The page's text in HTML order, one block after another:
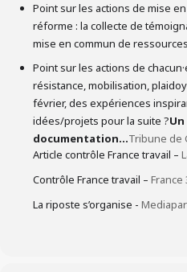
Point sur les actions de mise
réforme : la collecte de
mise en commun de ressources
Point sur les actions de
résistance, mobilisation,
février, des expériences
idées/projets pour la suite ?
documentation...Tribune de
Article contrôle France travail –
Contrôle France travail – France
La riposte s’organise -